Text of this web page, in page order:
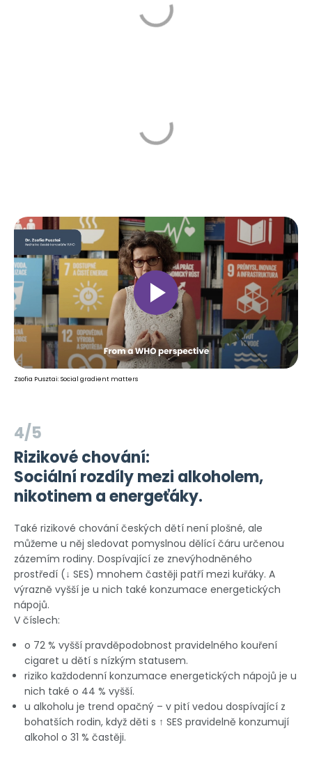
Zsofia Pusztai: Social gradient matters
4/5
Rizikové chování:
Sociální rozdíly mezi alkoholem,
nikotinem a energeťáky.
Také rizikové chování českých dětí není plošné, ale
můžeme u něj sledovat pomyslnou dělící čáru určenou
zázemím rodiny. Dospívající ze znevýhodněného
prostředí (↓ SES) mnohem častěji patří mezi kuřáky. A
výrazně vyšší je u nich také konzumace energetických
nápojů.
V číslech:
o 72 % vyšší pravděpodobnost pravidelného kouření
cigaret u dětí s nízkým statusem.
riziko každodenní konzumace energetických nápojů je u
nich také o 44 % vyšší.
u alkoholu je trend opačný – v pití vedou dospívající z
bohatších rodin, když děti s ↑ SES pravidelně konzumují
alkohol o 31 % častěji.